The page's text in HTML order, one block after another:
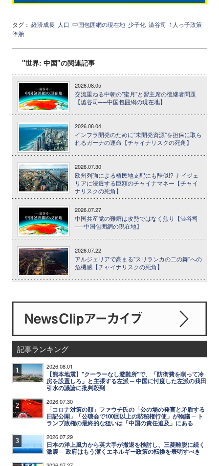
タグ： 経済成長 人口 中国包囲網の現在地 少子化 澁谷司 1人っ子政策
堕胎
"世界: 中国"の関連記事
2026.08.05
交流重ねる中朝の"蜜月"と習主席の後継者問題
【澁谷司──中国包囲網の現在地】
2026.08.04
インフラ開発のために"未開発資源"を担保に取ら
れるガーナの運命【チャイナリスクの死角】
2026.07.30
欧州列強による植民地支配にも酷似!? ナイジェ
リアに浸透する巨額のチャイナマネー【チャイ
ナリスクの死角】
2026.07.27
中国共産党の難癖は攻勢ではなく焦り【澁谷司
──中国包囲網の現在地】
2026.07.22
アルジェリアで高まる"スリランカの二の舞"への
危機感【チャイナリスクの死角】
記事ランキング
1 2026.08.01
【熊本地震】"クーラーなし避難所"で、「防衛費を削って冷
房を設置しろ」と主張する左派 ─ 中国に忖度した左派の我田
引水の議論に批判殺到
2 2026.07.30
「コロナ対策の顔」ファウチ氏の「公の場の発言と矛盾する
日記公開」「公聴会で100回以上の黙秘権行使」が物議 ─ ト
ランプ政権の最終的な狙いは「中国の責任追及」にある
3 2026.07.29
日本の洋上風力から英大手が撤退を検討し、三菱離脱に続く
激震 ─ 政府はもう潔くエネルギー政策の転換を表明すべき